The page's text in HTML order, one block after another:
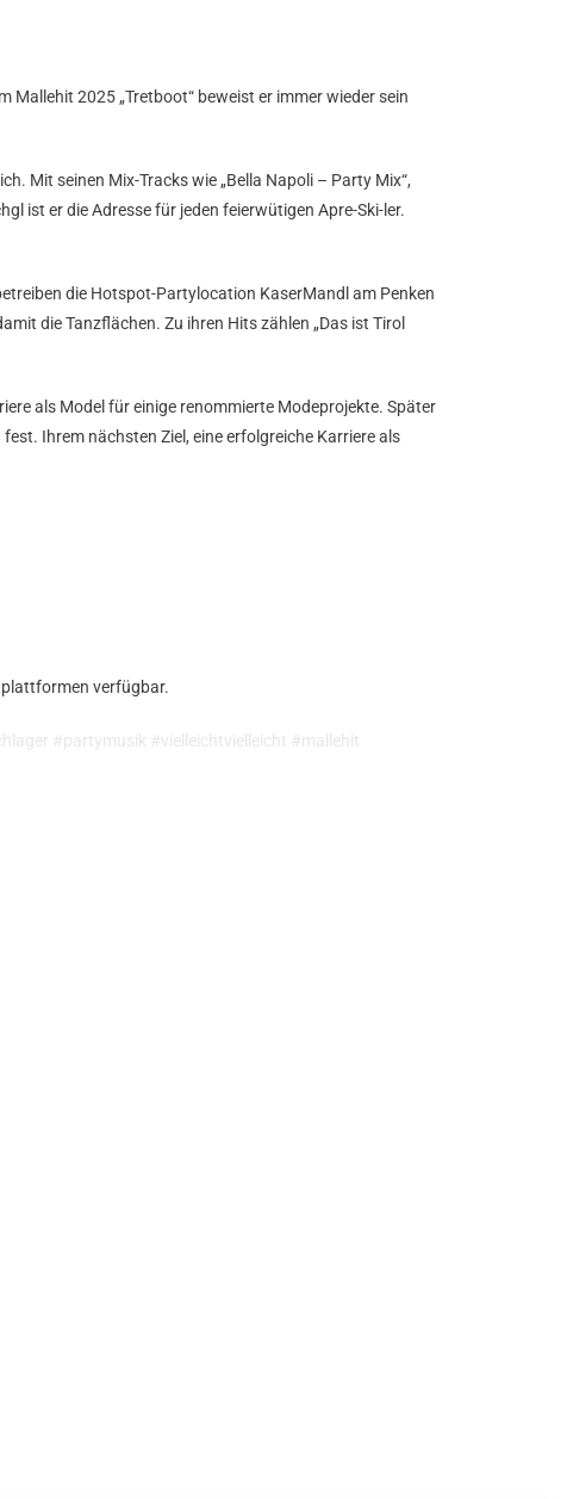
2025 „Tretboot“ beweist er immer wieder sein
Mit seinen Mix-Tracks wie „Bella Napoli – Party Mix“,
ist er die Adresse für jeden feierwütigen Apre-Ski-ler.
die Hotspot-Partylocation KaserMandl am Penken
die Tanzflächen. Zu ihren Hits zählen „Das ist Tirol
als Model für einige renommierte Modeprojekte. Später
Ihrem nächsten Ziel, eine erfolgreiche Karriere als
verfügbar.
#partymusik #vielleichtvielleicht #mallehit